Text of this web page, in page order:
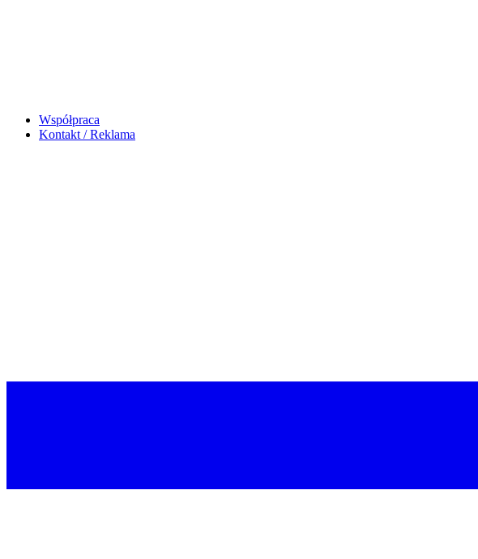
Współpraca
Kontakt / Reklama